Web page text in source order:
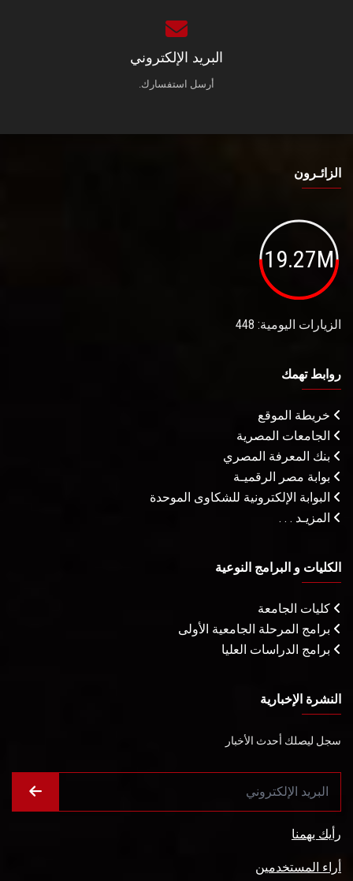
البريد الإلكتروني
أرسل استفسارك.
الزائـرون
19.27M
الزيارات اليومية: 448
روابط تهمك
خريطة الموقع
الجامعات المصرية
بنك المعرفة المصري
بوابة مصر الرقميـة
البوابة الإلكترونية للشكاوى الموحدة
المزيـد . . .
الكليات و البرامج النوعية
كليات الجامعة
برامج المرحلة الجامعية الأولى
برامج الدراسات العليا
النشرة الإخبارية
سجل ليصلك أحدث الأخبار
رأيك يهمنا
أراء المستخدمين